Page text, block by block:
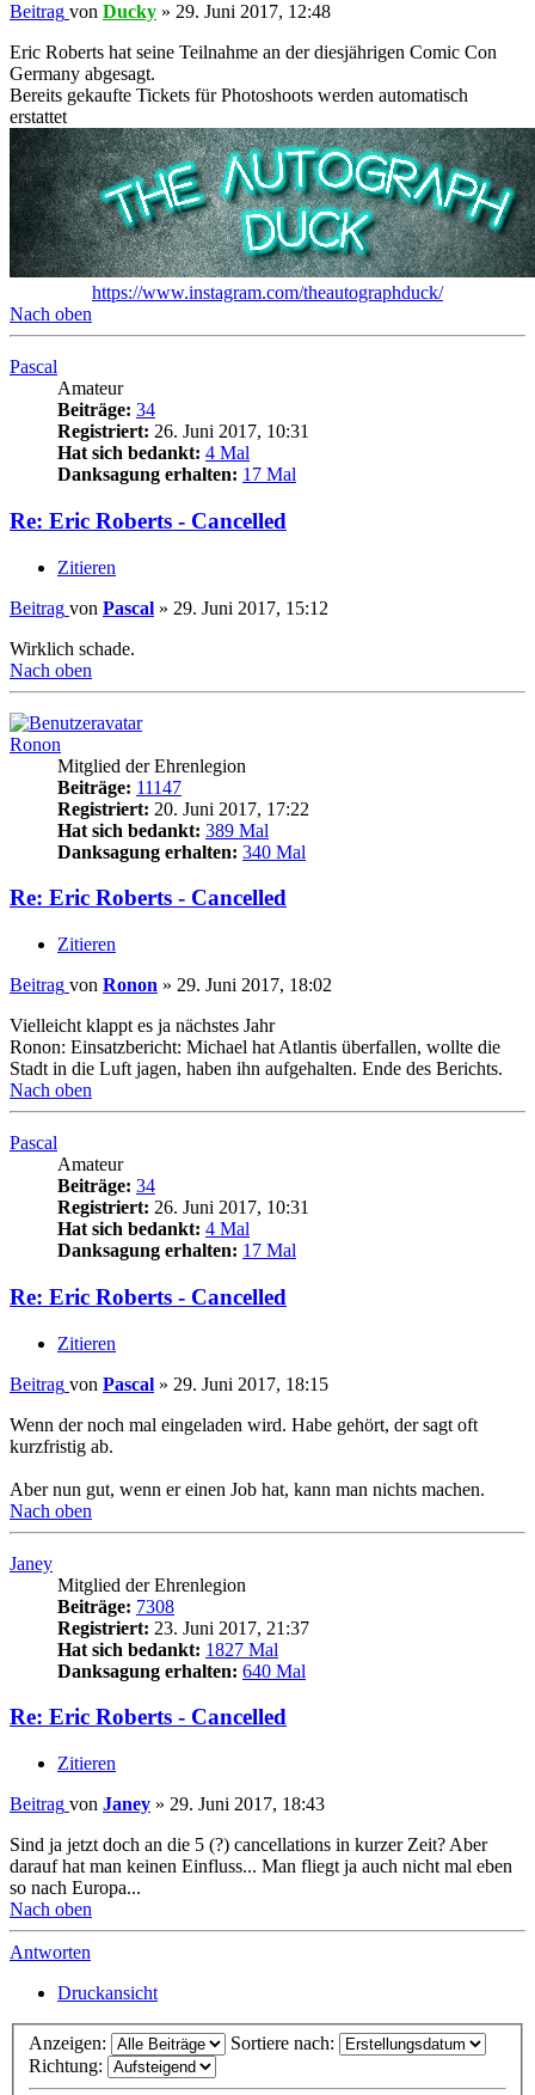
Beitrag von Ducky » 29. Juni 2017, 12:48
Eric Roberts hat seine Teilnahme an der diesjährigen Comic Con
Germany abgesagt.
Bereits gekaufte Tickets für Photoshoots werden automatisch
erstattet
https://www.instagram.com/theautographduck/
Nach oben
Pascal
Amateur
Beiträge: 34
Registriert: 26. Juni 2017, 10:31
Hat sich bedankt: 4 Mal
Danksagung erhalten: 17 Mal
Re: Eric Roberts - Cancelled
Zitieren
Beitrag von Pascal » 29. Juni 2017, 15:12
Wirklich schade.
Nach oben
Ronon
Mitglied der Ehrenlegion
Beiträge: 11147
Registriert: 20. Juni 2017, 17:22
Hat sich bedankt: 389 Mal
Danksagung erhalten: 340 Mal
Re: Eric Roberts - Cancelled
Zitieren
Beitrag von Ronon » 29. Juni 2017, 18:02
Vielleicht klappt es ja nächstes Jahr
Ronon: Einsatzbericht: Michael hat Atlantis überfallen, wollte die
Stadt in die Luft jagen, haben ihn aufgehalten. Ende des Berichts.
Nach oben
Pascal
Amateur
Beiträge: 34
Registriert: 26. Juni 2017, 10:31
Hat sich bedankt: 4 Mal
Danksagung erhalten: 17 Mal
Re: Eric Roberts - Cancelled
Zitieren
Beitrag von Pascal » 29. Juni 2017, 18:15
Wenn der noch mal eingeladen wird. Habe gehört, der sagt oft
kurzfristig ab.
Aber nun gut, wenn er einen Job hat, kann man nichts machen.
Nach oben
Janey
Mitglied der Ehrenlegion
Beiträge: 7308
Registriert: 23. Juni 2017, 21:37
Hat sich bedankt: 1827 Mal
Danksagung erhalten: 640 Mal
Re: Eric Roberts - Cancelled
Zitieren
Beitrag von Janey » 29. Juni 2017, 18:43
Sind ja jetzt doch an die 5 (?) cancellations in kurzer Zeit? Aber
darauf hat man keinen Einfluss... Man fliegt ja auch nicht mal eben
so nach Europa...
Nach oben
Antworten
Druckansicht
Anzeigen:
Sortiere nach:
Richtung: